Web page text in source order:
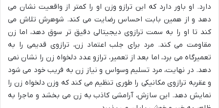
دارد. او باور دارد که این ترازو وزن او را کمتر از واقعیت نشان می
دهد و از همین بابت احساس رضایت می کند. شوهرش تلاش می
کند تا او را به سمت ترازوی دیجیتالی دقیق تر سوق دهد، اما زن
مقاومت می کند. مرد برای جلب اعتماد زن، ترازوی قدیمی را به
تعمیرگاه می برد، اما بعد از تعمیر، ترازو عدد دلخواه زن را نشان نمی
دهد. در نهایت، مرد تسلیم وسواس و نیاز زن به فریب خود می شود
و عقربه ترازوی مکانیکی را طوری تنظیم می کند که وزن دلخواه زن را
نمایش دهد. این سازش، آرامشی کاذب به زن می بخشد و ماجرا به